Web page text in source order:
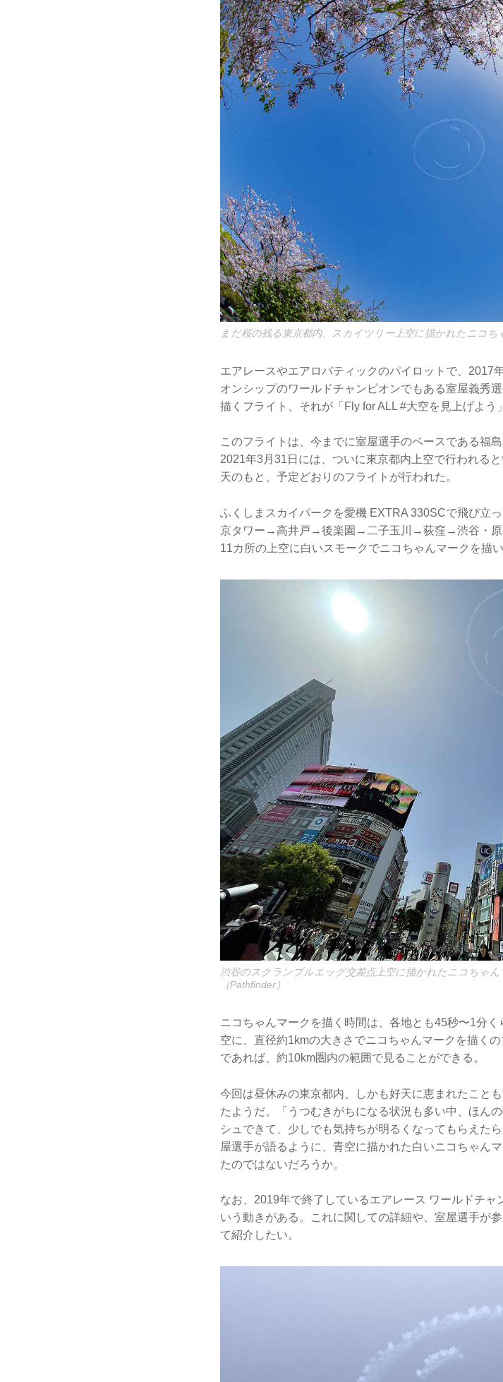
まだ桜の残る東京都内、スカイツリー上空に描かれたニコち
エアレースやエアロバティックのパイロットで、2017
オンシップのワールドチャンピオンでもある室屋義秀
描くフライト、それが「Fly for ALL #大空を見上げよう
このフライトは、今までに室屋選手のベースである福
2021年3月31日には、ついに東京都内上空で行われる
天のもと、予定どおりのフライトが行われた。
ふくしまスカイパークを愛機 EXTRA 330SCで飛び
京タワー→高井戸→後楽園→二子玉川→荻窪→渋谷・
11カ所の上空に白いスモークでニコちゃんマークを描い
渋谷のスクランブルエッグ交差点上空に描かれたニコちゃん
（Pathfinder）
ニコちゃんマークを描く時間は、各地とも45秒〜1分
空に、直径約1kmの大きさでニコちゃんマークを描く
であれば、約10km圏内の範囲で見ることができる。
今回は昼休みの東京都内、しかも好天に恵まれたこと
たようだ。「うつむきがちになる状況も多い中、ほん
シュできて、少しでも気持ちが明るくなってもらえた
屋選手が語るように、青空に描かれた白いニコちゃん
たのではないだろうか。
なお、2019年で終了しているエアレース ワールドチ
いう動きがある。これに関しての詳細や、室屋選手が
て紹介したい。